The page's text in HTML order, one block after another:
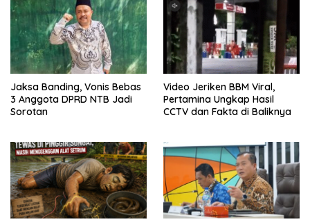
Jaksa Banding, Vonis Bebas
3 Anggota DPRD NTB Jadi
Sorotan
Video Jeriken BBM Viral,
Pertamina Ungkap Hasil
CCTV dan Fakta di Baliknya